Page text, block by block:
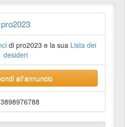
pro2023
di pro2023 e la sua Lista dei
desideri
all'annuncio
3898976788